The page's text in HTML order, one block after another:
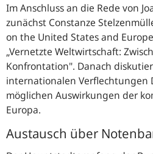
Im Anschluss an die Rede von
zunächst Constanze
on the United States and Europe
„Vernetzte Weltwirtschaft:
Konfrontation". Danach
internationalen Verflechtungen
möglichen Auswirkungen der
Europa.
Austausch über